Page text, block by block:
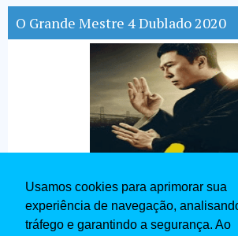
Usamos cookies para aprimorar sua
experiência de navegação,
tráfego e garantindo a segurança. Ao
O Grande Mestre 4 Dublado 2020